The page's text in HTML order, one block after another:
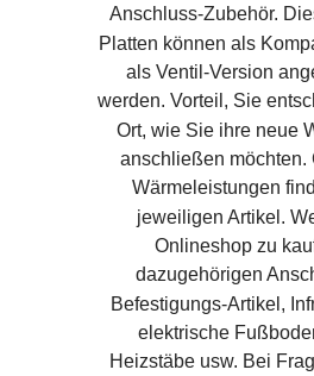
Anschluss-Zubehör.
Platten können als
als Ventil-Version
werden. Vorteil, Sie
Ort, wie Sie ihre neue
anschließen möchten.
Wärmeleistungen
jeweiligen Artikel.
Onlineshop zu
dazugehörigen
Befestigungs-Artikel,
elektrische
Heizstäbe usw. Bei